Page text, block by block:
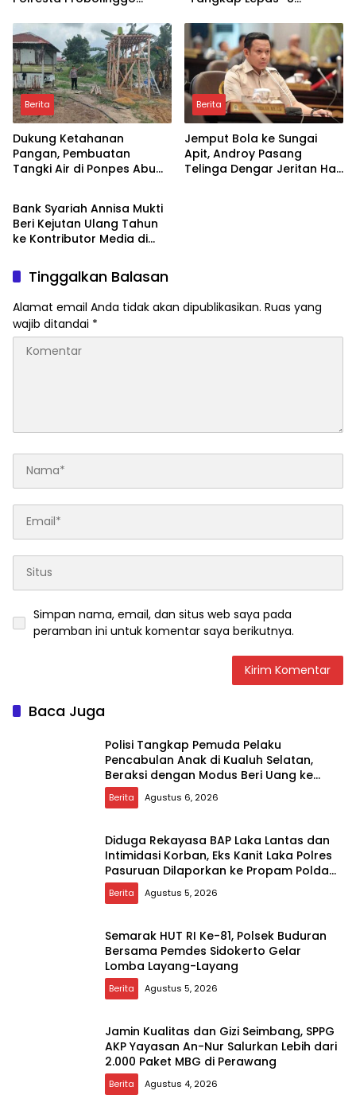
Pungli dan Setoran Rutin
Sabu di Porong, Tegaskan
Informasi Tidak Benar
Berita
Dukung Ketahanan
Pangan, Pembuatan
Tangki Air di Ponpes Abu
Berita
Jemput Bola ke Sungai
Apit, Androy Pasang
Telinga Dengar Jeritan Hati
Berita
Bank Syariah Annisa Mukti
Beri Kejutan Ulang Tahun
ke Kontributor Media di
Tinggalkan Balasan
Alamat email Anda tidak akan dipublikasikan. Ruas yang
wajib ditandai *
Simpan nama, email, dan situs web saya pada
peramban ini untuk komentar saya berikutnya.
Baca Juga
Polisi Tangkap Pemuda Pelaku
Pencabulan Anak di Kualuh Selatan,
Beraksi dengan Modus Beri Uang ke
Teman Korban
Berita Agustus 6, 2026
Diduga Rekayasa BAP Laka Lantas dan
Intimidasi Korban, Eks Kanit Laka Polres
Pasuruan Dilaporkan ke Propam Polda
Jatim
Berita Agustus 5, 2026
Semarak HUT RI Ke-81, Polsek Buduran
Bersama Pemdes Sidokerto Gelar
Lomba Layang-Layang
Berita Agustus 5, 2026
Jamin Kualitas dan Gizi Seimbang, SPPG
AKP Yayasan An-Nur Salurkan Lebih dari
2.000 Paket MBG di Perawang
Berita Agustus 4, 2026